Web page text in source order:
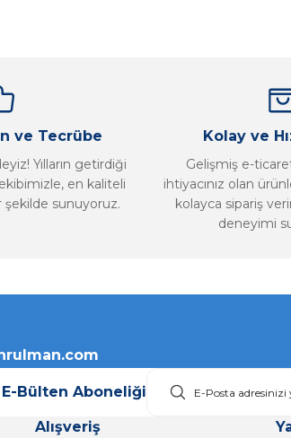
ve Tecrübe
Yılların getirdiği
en kaliteli
sunuyoruz.
Kolay ve
Gelişmiş e-
ihtiyacınız olan
kolayca sipariş
deneyimi
E-Bülten Aboneliği
Alışveriş